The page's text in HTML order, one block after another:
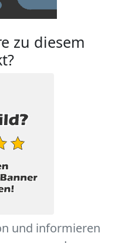
zu diesem
und informieren